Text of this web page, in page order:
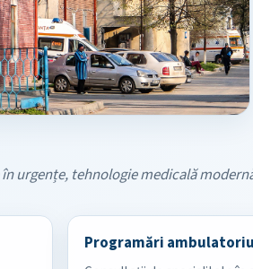
urgențe, tehnologie medicală
Programări ambulatoriu